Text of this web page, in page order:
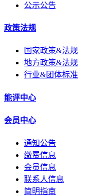
公示公告
政策法规
国家政策&法规
地方政策&法规
行业&团体标准
能评中心
会员中心
通知公告
缴费信息
会员信息
联系人信息
简明指南